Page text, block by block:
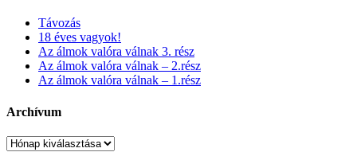
Távozás
18 éves vagyok!
Az álmok valóra válnak 3. rész
Az álmok valóra válnak – 2.rész
Az álmok valóra válnak – 1.rész
Archívum